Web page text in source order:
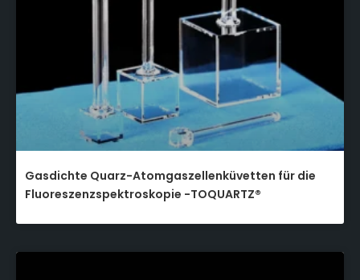
Gasdichte Quarz-Atomgaszellenküvetten für die
Fluoreszenzspektroskopie -TOQUARTZ®